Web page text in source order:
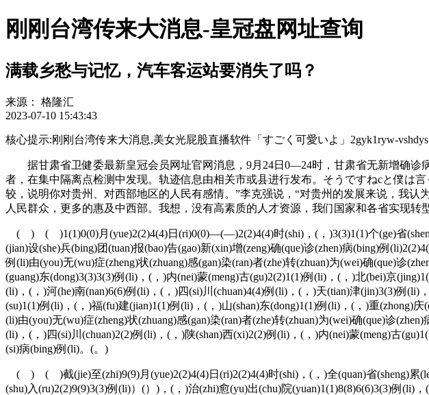
刚刚台湾传来大消息-皇冠盘网址查询
满载乡愁与记忆，汽车客运站要消失了吗？
来源：
格隆汇
2023-07-10 15:43:43
核心提示:刚刚台湾传来大消息,美女光屁股直播软件「すごく可愛いよ」2gyk1ryw-
据甘肃省卫健委最新皇冠会员网址官网消息，9月24日0—24时，甘肃省无新增确诊
者，在集中隔离点检测中发现。轨迹信息由相关市或县进行发布。そうですねcと僕
较，说明你对贵州、对西部地区的人民有感情。”李克强说，“对贵州的发展来说，我
人民群众，更多的惠及中西部。我想，没有高素质的人才资源，我们国家和各省实现
( ) ( )1(1)0(0)月(yue)2(2)4(4)日(ri)0(0)—(—)2(2)4(4)时(shi)，(，)3(3)1(1)个(ge)省
(jian)设(she)兵(bing)团(tuan)报(bao)告(gao)新(xin)增(zeng)确(que)诊(zhen)病(bing)例
例(li)由(you)无(wu)症(zheng)状(zhuang)感(gan)染(ran)者(zhe)转(zhuan)为(wei)确(que)诊
(guang)东(dong)3(3)3(3)例(li)，(，)内(nei)蒙(meng)古(gu)2(2)1(1)例(li)，(，)北(bei)京
(li)，(，)河(he)南(nan)6(6)例(li)，(，)四(si)川(chuan)4(4)例(li)，(，)天(tian)津(jin)3(3)例
(su)1(1)例(li)，(，)福(fu)建(jian)1(1)例(li)，(，)山(shan)东(dong)1(1)例(li)，(，)重(zhong)
(li)由(you)无(wu)症(zheng)状(zhuang)感(gan)染(ran)者(zhe)转(zhuan)为(wei)确(que)诊
(li)，(，)四(si)川(chuan)2(2)例(li)，(，)陕(shan)西(xi)2(2)例(li)，(，)内(nei)蒙(meng)古
(si)病(bing)例(li)。(。)
( ) ( )截(jie)至(zhi)9(9)月(yue)2(2)4(4)日(ri)2(2)4(4)时(shi)，(，)全(quan)省(sheng)累
(shu)入(ru)2(2)9(9)3(3)例(li)）(）)，(，)治(zhi)愈(yu)出(chu)院(yuan)1(1)8(8)6(6)3(3)例(li)